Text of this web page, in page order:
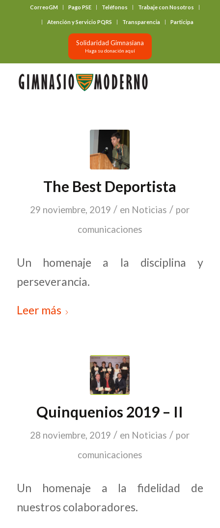
CorreoGM Pago PSE Teléfonos Trabaje con Nosotros
Atención y Servicio PQRS Transparencia Participa
Solidaridad Gimnasiana
Haga su donación aquí
The Best Deportista
29 noviembre, 2019 / en Noticias / por
comunicaciones
Un homenaje a la disciplina y
perseverancia.
Leer más
Quinquenios 2019 – II
28 noviembre, 2019 / en Noticias / por
comunicaciones
Un homenaje a la fidelidad de
nuestros colaboradores.